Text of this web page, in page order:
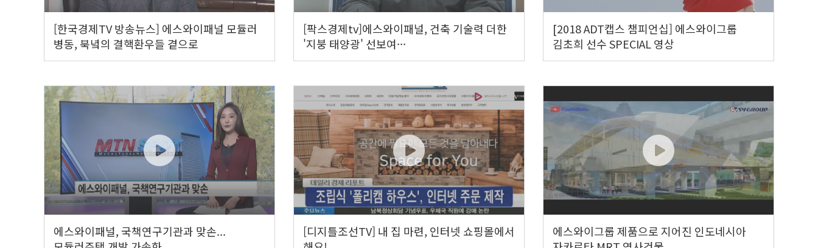
[한국경제TV 방송뉴스] 에스와이패널 모듈러
병동, 북녘의 결핵환우들 곁으로
[팍스경제tv]에스와이패널, 건축 기술력 더한
'지붕 태양광' 선보여···
[2018 ADT캡스 챔피언십] 에스와이그룹
김초희 선수 SPECIAL 영상
에스와이패널, 국책연구기관과 맞손...
[디지틀조선TV] 내 집 마련, 인터넷 쇼핑몰에서
에스와이그룹 제품으로 지어진 인도네시아